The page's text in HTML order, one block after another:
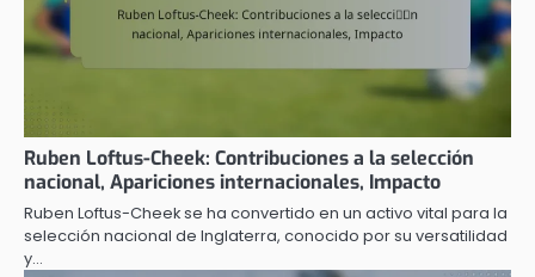
Ruben Loftus-Cheek: Contribuciones a la selección
nacional, Apariciones internacionales, Impacto
Ruben Loftus-Cheek se ha convertido en un activo vital para la
selección nacional de Inglaterra, conocido por su versatilidad
y…